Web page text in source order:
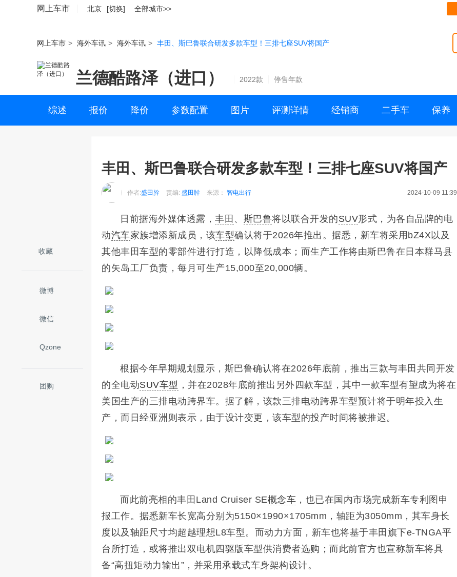
网上车市 北京 [切换] 全部城市>>
网上车市 > 海外车讯 > 海外车讯 > 丰田、斯巴鲁联合研发多款车型！三排七座SUV将国产
兰德酷路泽（进口） 2022款 停售年款
综述 报价 降价 参数配置 图片 评测详情 经销商 二手车 保养
收藏
微博
微信
Qzone
团购
丰田、斯巴鲁联合研发多款车型！三排七座SUV将国产
作者:盛田肸 责编: 盛田肸 来源： 智电出行 2024-10-09 11:39
日前据海外媒体透露， 丰田 、 斯巴鲁将以联合开发的SUV形式，为各自品牌的电
动汽车家族增添新成员，该车型确认将于2026年推出。据悉，新车将采用bZ4X以及
其他丰田车型的零部件进行打造，以降低成本；而生产工作将由斯巴鲁在日本群马县
的矢岛工厂负责，每月可生产15,000至20,000辆。
根据今年早期规划显示，斯巴鲁确认将在2026年底前，推出三款与丰田共同开发
的全电动SUV车型 ，并在2028年底前推出另外四款车型，其中一款车型有望成为将在
美国生产的三排电动跨界车。据了解，该款三排电动跨界车型预计将于明年投入生
产，而日经亚洲则表示，由于设计变更，该车型的投产时间将被推迟。
而此前亮相的丰田Land Cruiser SE概念车 ，也已在国内市场完成新车专利图申
报工作。据悉新车长宽高分别为5150×1990×1705mm，轴距为3050mm，其车身长
度以及轴距尺寸均超越理想L8车型。而动力方面，新车也将基于丰田旗下e-TNGA平
台所打造，或将推出双电机四驱版车型供消费者选购；而此前官方也宣称新车将具
备“高扭矩动力输出”，并采用承载式车身架构设计。